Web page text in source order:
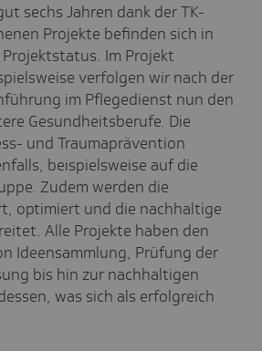
sechs Jahren dank der TK-
Projekte befinden sich in
Im Projekt
verfolgen wir nach der
im Pflegedienst nun den
Gesundheitsberufe. Die
und Traumaprävention
beispielsweise auf die
Zudem werden die
optimiert und die nachhaltige
Alle Projekte haben den
Ideensammlung, Prüfung der
bis hin zur nachhaltigen
was sich als erfolgreich